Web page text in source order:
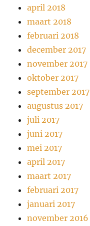
april 2018
maart 2018
februari 2018
december 2017
november 2017
oktober 2017
september 2017
augustus 2017
juli 2017
juni 2017
mei 2017
april 2017
maart 2017
februari 2017
januari 2017
november 2016